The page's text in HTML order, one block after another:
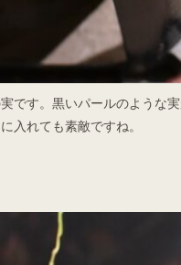
です。黒いパールのような
入れても素敵ですね。